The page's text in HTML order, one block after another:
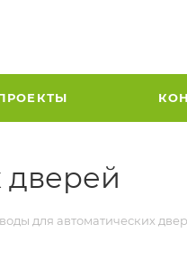
дверей
для автоматических